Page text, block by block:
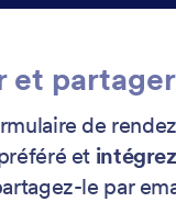
et partager
de
et
le par